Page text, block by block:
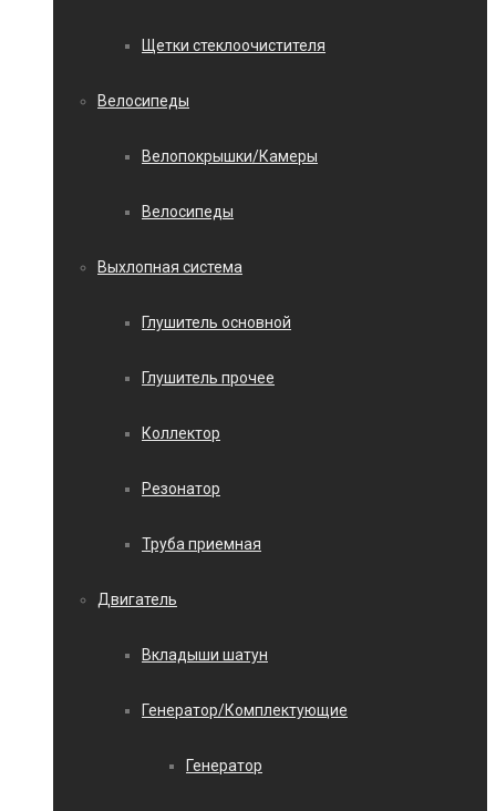
Щетки стеклоочистителя
Велосипеды
Велопокрышки/Камеры
Велосипеды
Выхлопная система
Глушитель основной
Глушитель прочее
Коллектор
Резонатор
Труба приемная
Двигатель
Вкладыши шатун
Генератор/Комплектующие
Генератор